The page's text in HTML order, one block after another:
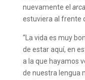
nuevamente el
estuviera al frente
“La vida es muy
de estar aquí, en
a la que hayamos
de nuestra lengua